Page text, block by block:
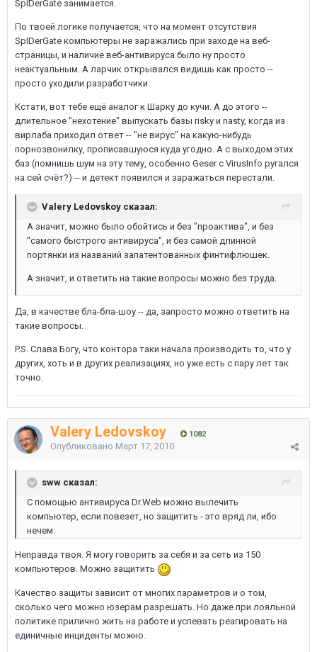
SpIDerGate занимается.
По твоей логике получается, что на момент отсутствия
SpIDerGate компьютеры не заражались при заходе на веб-
страницы, и наличие веб-антивируса было ну просто
неактуальным. А ларчик открывался видишь как просто --
просто уходили разработчики.
Кстати, вот тебе ещё аналог к Шарку до кучи. А до этого --
длительное "нехотение" выпускать базы risky и nasty, когда из
вирлаба приходил ответ -- "не вирус" на какую-нибудь
порнозвонилку, прописавшуюся куда угодно. А с выходом этих
баз (помнишь шум на эту тему, особенно Geser с VirusInfo ругался
на сей счёт?) -- и детект появился и заражаться перестали.
Valery Ledovskoy сказал:
А значит, можно было обойтись и без "проактива", и без
"самого быстрого антивируса", и без самой длинной
портянки из названий запатентованных финтифлюшек.
А значит, и ответить на такие вопросы можно без труда.
Да, в качестве бла-бла-шоу -- да, запросто можно ответить на
такие вопросы.
P.S. Слава Богу, что контора таки начала производить то, что у
других, хоть и в других реализациях, но уже есть с пару лет так
точно.
Valery Ledovskoy 1082
Опубликовано Март 17, 2010
sww сказал:
С помощью антивируса Dr.Web можно вылечить
компьютер, если повезет, но защитить - это вряд ли, ибо
нечем.
Неправда твоя. Я могу говорить за себя и за сеть из 150
компьютеров. Можно защитить
Качество защиты зависит от многих параметров и о том,
сколько чего можно юзерам разрешать. Но даже при лояльной
политике прилично жить на работе и успевать реагировать на
единичные инциденты можно.